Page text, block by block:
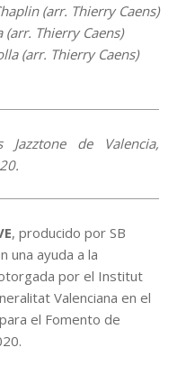
(arr. Thierry Caens)
(arr. Thierry Caens)
(arr. Thierry Caens)
de Valencia,
, producido por SB
una ayuda a la
por el Institut
Valenciana en el
el Fomento de